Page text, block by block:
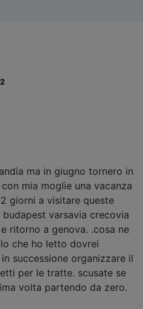
ma in giugno tornero in
mia moglie una vacanza
giorni a visitare queste
varsavia crecovia
ritorno a genova. .cosa ne
che ho letto dovrei
successione organizzare il
per le tratte. scusate se
volta partendo da zero.